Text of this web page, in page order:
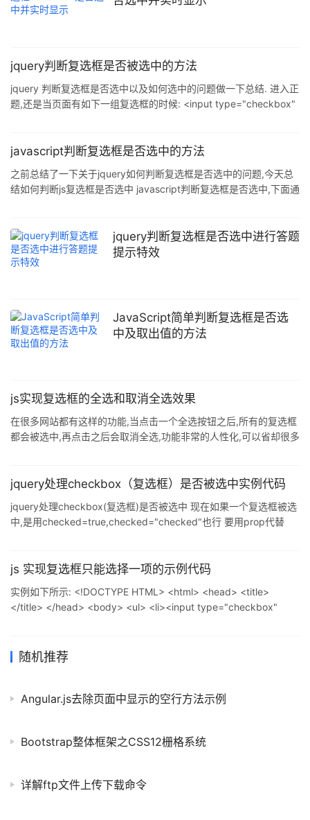
jquery判断复选框是否被选中的方法
jquery 判断复选框是否选中以及如何选中的问题做一下总结. 进入正
题,还是当页面有如下一组复选框的时候: <input type="checkbox"
javascript判断复选框是否选中的方法
之前总结了一下关于jquery如何判断复选框是否选中的问题,今天总
结如何判断js复选框是否选中 javascript判断复选框是否选中,下面通
name="fruit" value="o
jquery判断复选框是否选中进行答题
提示特效
JavaScript简单判断复选框是否选
中及取出值的方法
js实现复选框的全选和取消全选效果
在很多网站都有这样的功能,当点击一个全选按钮之后,所有的复选框
都会被选中,再点击之后会取消全选,功能非常的人性化,可以省却很多
name="author" content="http://hovertree.com/" /> <titl
jquery处理checkbox（复选框）是否被选中实例代码
jquery处理checkbox(复选框)是否被选中 现在如果一个复选框被选
中,是用checked=true,checked="checked"也行 要用prop代替
lang="en"> <head> <meta charset="utf-8&q
js 实现复选框只能选择一项的示例代码
实例如下所示: <!DOCTYPE HTML> <html> <head> <title>
</title> </head> <body> <ul> <li><input type="checkbox"
随机推荐
Angular.js去除页面中显示的空行方法示例
Bootstrap整体框架之CSS12栅格系统
详解ftp文件上传下载命令